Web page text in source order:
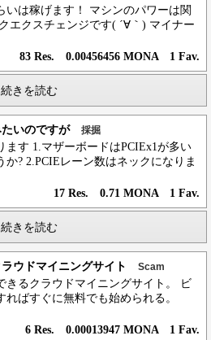
いは稼げます！ マシンのパワーは関
エクスチェンジです( ´∀｀) マイナー
83 Res. 0.00456456 MONA 1 Fav.
続きを読む
たいのですが 採掘
ます 1.マザーボードはPCIEx1が多い
? 2.PCIEレーン数はネックになりま
17 Res. 0.71 MONA 1 Fav.
続きを読む
ウドマイニングサイト Scam
きるクラウドマイニングサイト。 ビ
ばすぐに無料でも始められる。
6 Res. 0.00013947 MONA 1 Fav.